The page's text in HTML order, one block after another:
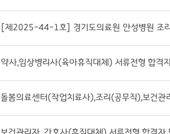
[제2025-44-1호] 경기도의료원 안성병원 조